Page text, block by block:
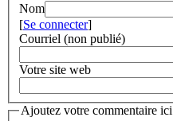
Nom
[Se connecter]
Courriel (non publié)
Votre site web
Ajoutez votre commentaire ici